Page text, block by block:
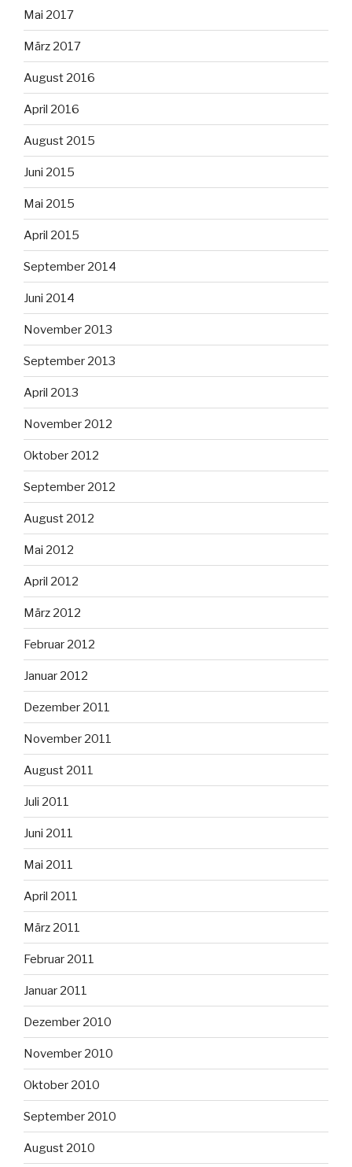
Mai 2017
März 2017
August 2016
April 2016
August 2015
Juni 2015
Mai 2015
April 2015
September 2014
Juni 2014
November 2013
September 2013
April 2013
November 2012
Oktober 2012
September 2012
August 2012
Mai 2012
April 2012
März 2012
Februar 2012
Januar 2012
Dezember 2011
November 2011
August 2011
Juli 2011
Juni 2011
Mai 2011
April 2011
März 2011
Februar 2011
Januar 2011
Dezember 2010
November 2010
Oktober 2010
September 2010
August 2010